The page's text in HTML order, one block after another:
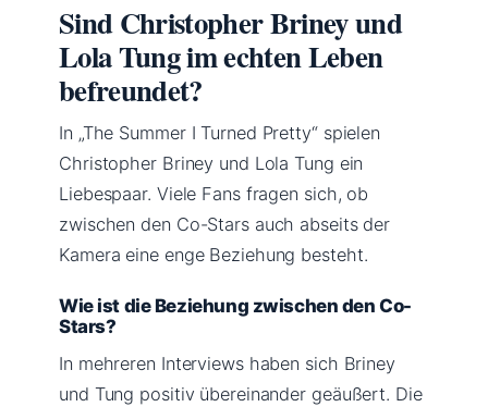
Sind Christopher Briney und
Lola Tung im echten Leben
befreundet?
In „The Summer I Turned Pretty“ spielen
Christopher Briney und Lola Tung ein
Liebespaar. Viele Fans fragen sich, ob
zwischen den Co-Stars auch abseits der
Kamera eine enge Beziehung besteht.
Wie ist die Beziehung zwischen den Co-
Stars?
In mehreren Interviews haben sich Briney
und Tung positiv übereinander geäußert. Die